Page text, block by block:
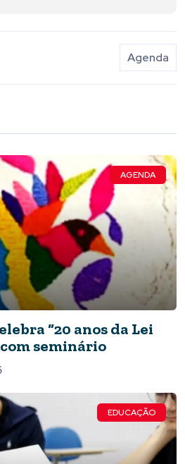
Agenda
AGENDA
“20 anos da Lei
seminário
EDUCAÇÃO